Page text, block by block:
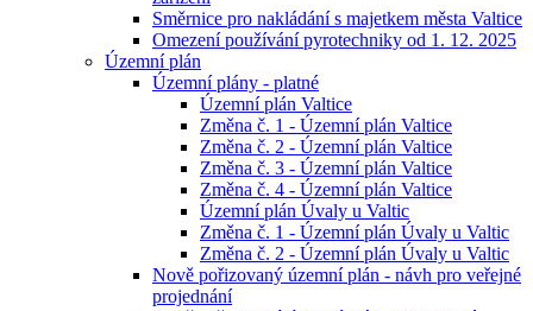
Směrnice pro nakládání s majetkem města Valtice
Omezení používání pyrotechniky od 1. 12. 2025
Územní plán
Územní plány - platné
Územní plán Valtice
Změna č. 1 - Územní plán Valtice
Změna č. 2 - Územní plán Valtice
Změna č. 3 - Územní plán Valtice
Změna č. 4 - Územní plán Valtice
Územní plán Úvaly u Valtic
Změna č. 1 - Územní plán Úvaly u Valtic
Změna č. 2 - Územní plán Úvaly u Valtic
Nově pořizovaný územní plán - návh pro veřejné
projednání